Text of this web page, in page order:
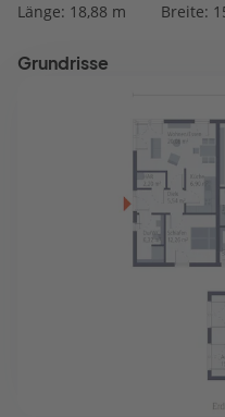
Länge: 18,88 m Breite:
Grundrisse